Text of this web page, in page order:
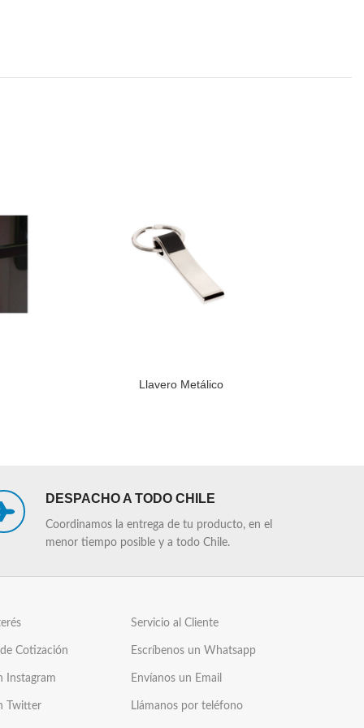
Llavero Metálico
DESPACHO A TODO CHILE
Coordinamos la entrega de tu producto, en el
menor tiempo posible y a todo Chile.
Cotización
Instagram
Twitter
Servicio al Cliente
Escríbenos un Whatsapp
Envíanos un Email
Llámanos por teléfono